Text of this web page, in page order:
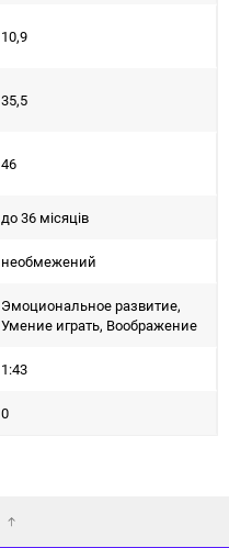
10,9
35,5
46
до 36 місяців
необмежений
Эмоциональное развитие,
Умение играть, Воображение
1:43
0